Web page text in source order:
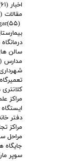
اخبار (۶۱)
مقالات (۲۷۷)
(۵۵)
سالن
مدارس (۷۰)
کلانتری
مراکز
دفتر
مراکز
مراحل
سوپر